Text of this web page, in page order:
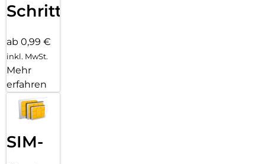
Schritten
ab 0,99 €
inkl. MwSt.
Mehr
erfahren
SIM-